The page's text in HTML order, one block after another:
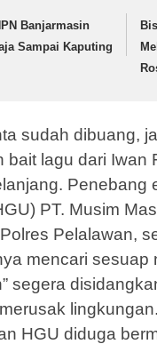
Banjarmasin
Sampai Kaputing
sudah dibuang,
bait lagu dari Iwan
Penebang
PT. Musim
Pelalawan,
mencari sesuap
segera
HGU diduga